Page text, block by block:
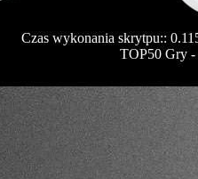
Czas wykonania skrytpu::
TOP50 Gry